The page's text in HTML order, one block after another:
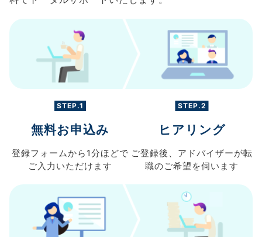
STEP.1
無料お申込み
登録フォームから 1分ほどで
ご入力 いただけます
STEP.2
ヒアリング
ご登録後、 アドバイザーが転
職のご希望を伺います